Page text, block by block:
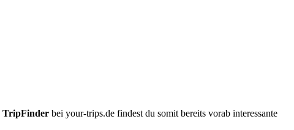
TripFinder bei your-trips.de findest du somit bereits vorab interessante